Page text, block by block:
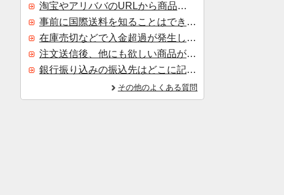
淘宝やアリババのURLから商品を探すことはできますか？
事前に国際送料を知ることはできますか？
在庫売切などで入金超過が発生した場合はいつ返金されますか？
注文送信後、他にも欲しい商品が見つかった場合、追加注文できますか？
銀行振り込みの振込先はどこに記載されていますか？
その他のよくある質問